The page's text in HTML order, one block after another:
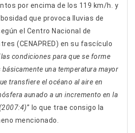
por encima de los 119 km/h. y
que provoca lluvias de
el Centro Nacional de
(CENAPRED) en su fascículo
las condiciones para que se forme
una temperatura mayor
transfiere el océano al aire en
aunado a un incremento en la
” lo que trae consigo la
mencionado.